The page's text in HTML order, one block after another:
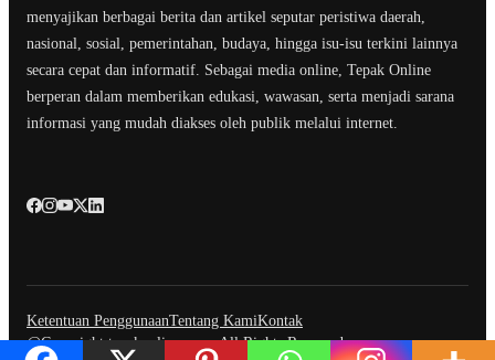
menyajikan berbagai berita dan artikel seputar peristiwa daerah,
nasional, sosial, pemerintahan, budaya, hingga isu-isu terkini lainnya
secara cepat dan informatif. Sebagai media online, Tepak Online
berperan dalam memberikan edukasi, wawasan, serta menjadi sarana
informasi yang mudah diakses oleh publik melalui internet.
Ketentuan PenggunaanTentang KamiKontak
@Copyright tepakonline.com. All Rights Reserved